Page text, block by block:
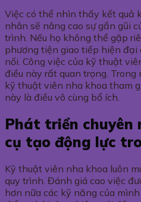
Việc có thể nhìn thấy kết quả
nhân sẽ nâng cao sự gần gũi
trình. Nếu họ không thể gặp
phương tiện giao tiếp hiện
nối. Công việc của kỹ thuật
điều này rất quan trọng. Trong
kỹ thuật viên nha khoa tham
này là điều vô cùng bổ ích.
Phát triển chuyên
cụ tạo động lực
Kỹ thuật viên nha khoa luôn
quy trình. Đánh giá cao việc
hơn nữa các kỹ năng của